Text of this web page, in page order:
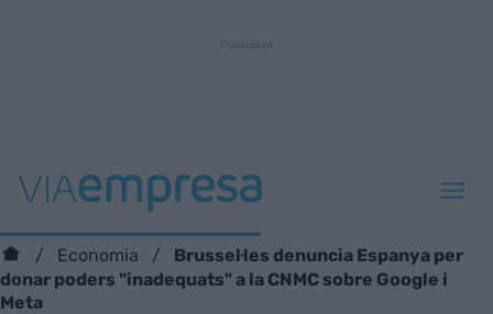
Economia
Brussel·les denuncia Espanya per
donar poders "inadequats" a la CNMC sobre Google i
Meta